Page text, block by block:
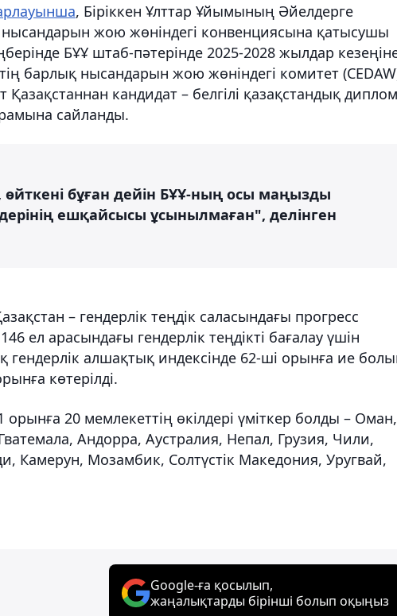
, Біріккен Ұлттар Ұйымының Әйелдерге
нысандарын жою жөніндегі конвенциясына қатысушы
БҰҰ штаб-пәтерінде 2025-2028 жылдар
барлық нысандарын жою жөніндегі комитет
Қазақстаннан кандидат – белгілі қазақстандық
сайланды.
бұған дейін БҰҰ-ның осы маңызды
ешқайсысы ұсынылмаған", делінген
– гендерлік теңдік саласындағы прогресс
ел арасындағы гендерлік теңдікті бағалау үшін
гендерлік алшақтық индексінде 62-ші орынға ие
көтерілді.
орынға 20 мемлекеттің өкілдері үміткер болды – Оман,
Андорра, Аустралия, Непал, Грузия, Чили,
Камерун, Мозамбик, Солтүстік Македония, Уругвай,
Google-ға қосылып,
жаңалықтарды бірінші болып оқыңыз